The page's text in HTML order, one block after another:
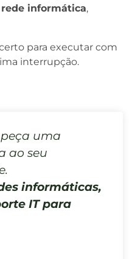
informática,
para executar com
interrupção.
uma
ao seu
informáticas,
IT para